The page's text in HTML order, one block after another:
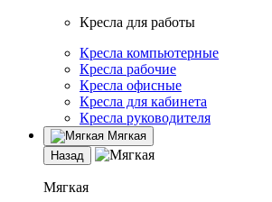
Кресла для работы
Кресла компьютерные
Кресла рабочие
Кресла офисные
Кресла для кабинета
Кресла руководителя
Мягкая
Назад
Мягкая